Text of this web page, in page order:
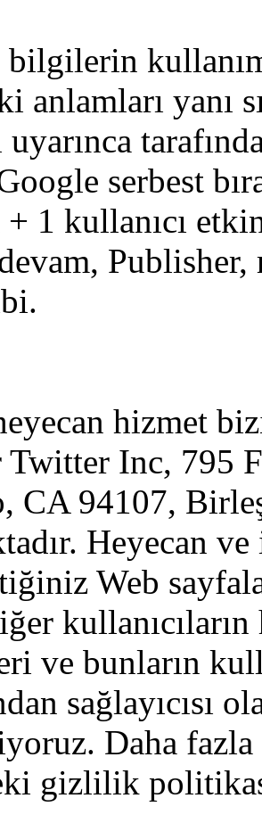
bilgilerin
anlamları yanı
uyarınca
serbest
+ 1 kullanıcı
, Publisher,
.
hizmet
Twitter Inc, 795
, CA 94107,
. Heyecan ve
Web
kullanıcıların
ve bunların
sağlayıcısı
. Daha fazla
gizlilik